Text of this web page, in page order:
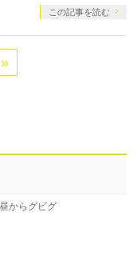
この記事を読む
»
からグビグ